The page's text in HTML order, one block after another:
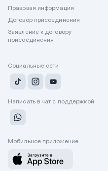
Правовая информация
Договор присоединения
Заявление к договору
присоединения
Социальные сети
Написать в чат с поддержкой
Мобильное приложение